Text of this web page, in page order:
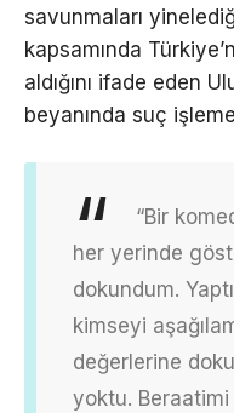
savunmaları
kapsamında
aldığını ifade eden
beyanında suç işleme
“Bir
her yerinde
dokundum.
kimseyi
değerlerine
yoktu.